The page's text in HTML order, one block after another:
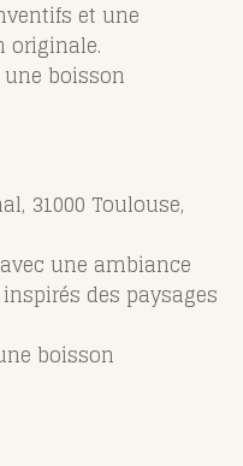
et une
originale.
boisson
31000 Toulouse,
une ambiance
des paysages
boisson